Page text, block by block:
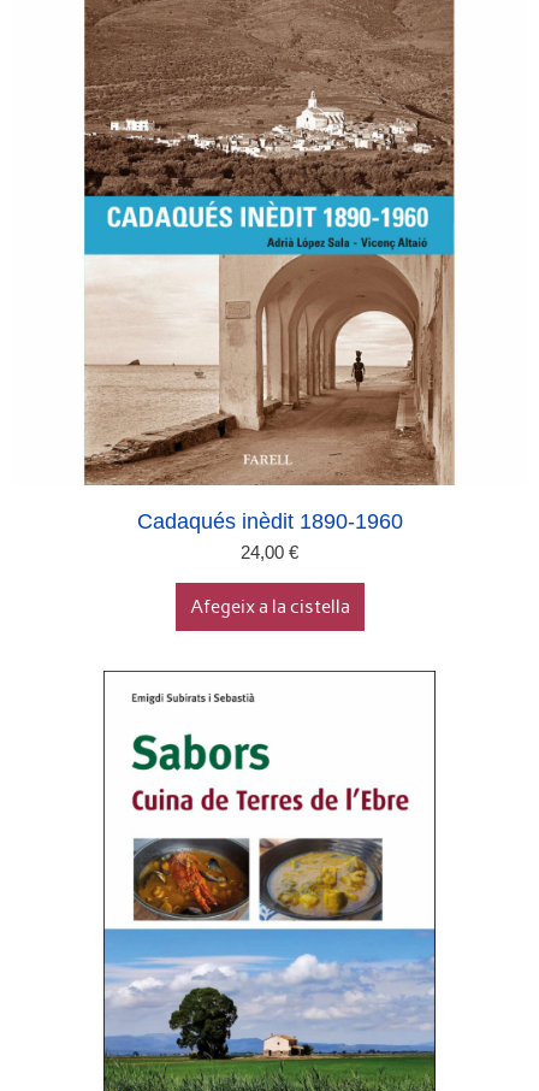
Cadaqués inèdit 1890-1960
24,00 €
Afegeix a la cistella